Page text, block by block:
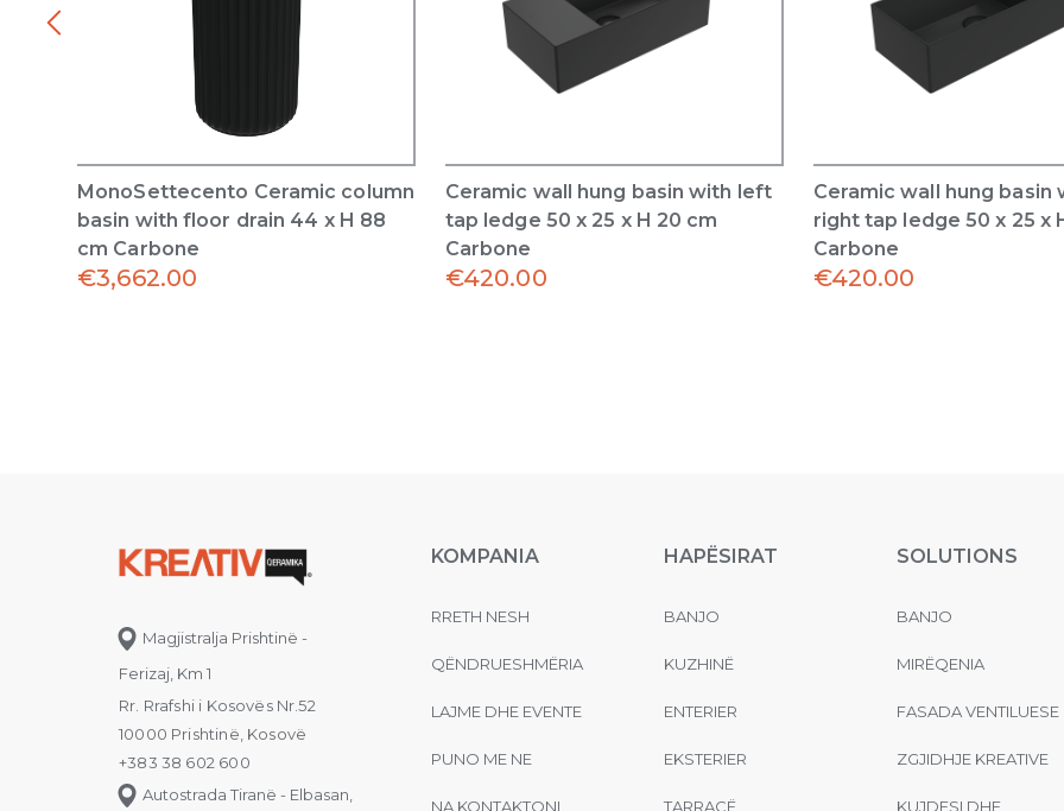
MonoSettecento Ceramic column
basin with floor drain 44 x H 88
cm Carbone
€3,662.00
Ceramic wall hung basin with left
tap ledge 50 x 25 x H 20 cm
Carbone
€420.00
Ceramic wall hung basin
right tap ledge 50 x 25 x
Carbone
€420.00
Magjistralja Prishtinë -
Ferizaj, Km 1
Rr. Rrafshi i Kosovës Nr.52
10000 Prishtinë, Kosovë
+383 38 602 600
Autostrada Tiranë - Elbasan,
KOMPANIA
RRETH NESH
QËNDRUESHMËRIA
LAJME DHE EVENTE
PUNO ME NE
NA KONTAKTONI
HAPËSIRAT
BANJO
KUZHINË
ENTERIER
EKSTERIER
TARRACË
SOLUTIONS
BANJO
MIRËQENIA
FASADA VENTILUESE
ZGJIDHJE KREATIVE
KUJDESI DHE